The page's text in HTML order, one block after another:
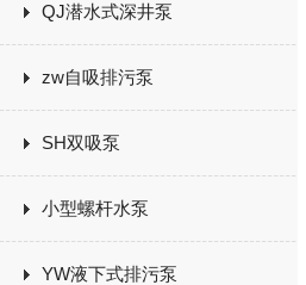
QJ潜水式深井泵
zw自吸排污泵
SH双吸泵
小型螺杆水泵
YW液下式排污泵